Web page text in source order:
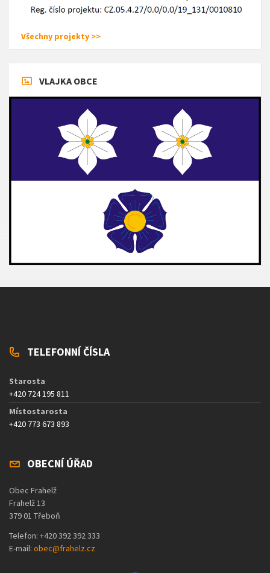
Všechny projekty >>
VLAJKA OBCE
TELEFONNÍ ČÍSLA
Starosta
+420 724 195 811
Místostarosta
+420 773 673 893
OBECNÍ ÚŘAD
Obec Frahelž
Frahelž 13
379 01 Třeboň
Telefon: +420 392 392 333
E-mail: obec@frahelz.cz